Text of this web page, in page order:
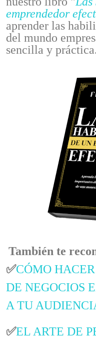
emprendedor
aprender las
del mundo
sencilla y
También te
✅CÓMO
DE NEGOCIOS
A TU
✅EL ARTE DE